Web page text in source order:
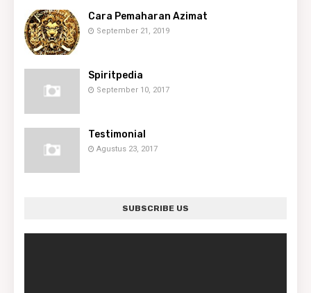
Cara Pemaharan Azimat
September 21, 2019
Spiritpedia
September 10, 2017
Testimonial
Agustus 23, 2017
SUBSCRIBE US